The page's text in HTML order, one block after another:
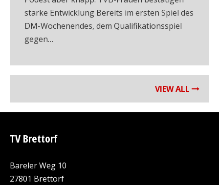
starke Entwicklung Bereits im ersten Spiel des
DM-Wochenendes, dem Qualifikationsspiel
gegen…
VIEW ALL
TV Brettorf
Bareler Weg 10
27801 Brettorf